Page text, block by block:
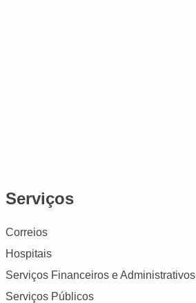
Serviços
Correios
Hospitais
Serviços Financeiros e Administrativos
Serviços Públicos